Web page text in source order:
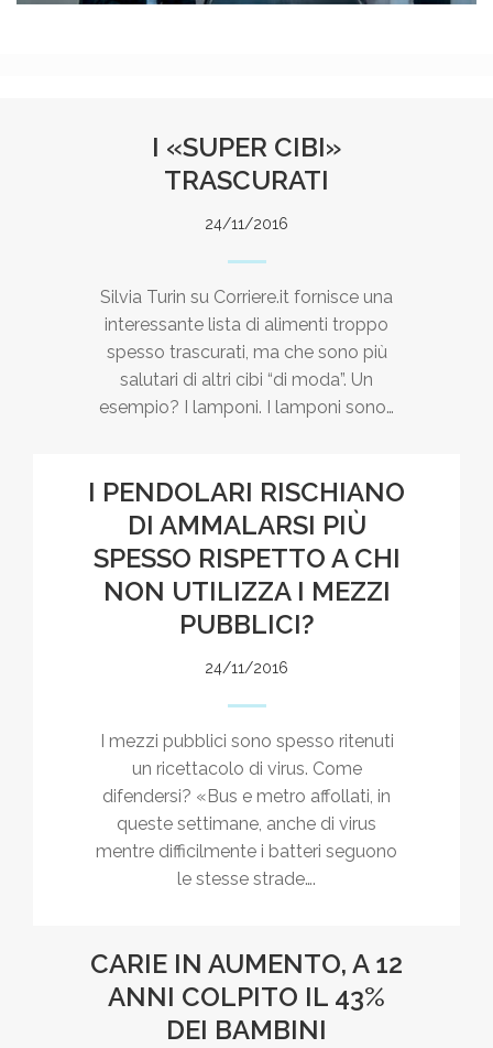
I «SUPER CIBI»
TRASCURATI
24/11/2016
Silvia Turin su Corriere.it fornisce una
interessante lista di alimenti troppo
spesso trascurati, ma che sono più
salutari di altri cibi “di moda”. Un
esempio? I lamponi. I lamponi sono…
I PENDOLARI RISCHIANO
DI AMMALARSI PIÙ
SPESSO RISPETTO A CHI
NON UTILIZZA I MEZZI
PUBBLICI?
24/11/2016
I mezzi pubblici sono spesso ritenuti
un ricettacolo di virus. Come
difendersi? «Bus e metro affollati, in
queste settimane, anche di virus
mentre difficilmente i batteri seguono
le stesse strade….
CARIE IN AUMENTO, A 12
ANNI COLPITO IL 43%
DEI BAMBINI